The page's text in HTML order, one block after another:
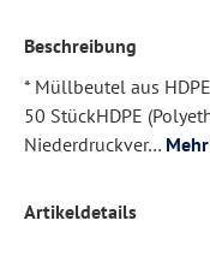
Beschreibung
* Müllbeutel aus
50 StückHDPE
Niederdruckver… Mehr
Artikeldetails